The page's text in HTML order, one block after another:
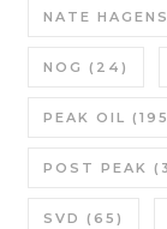
NATE HAGENS
NOG (24)
PEAK OIL
POST PEAK
SVD (65)